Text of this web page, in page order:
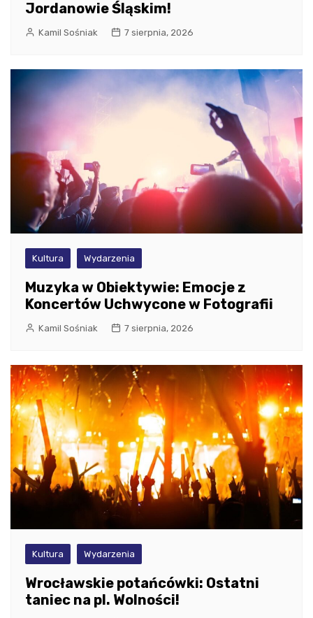
Jordanowie Śląskim!
Kamil Sośniak 7 sierpnia, 2026
Kultura Wydarzenia
Muzyka w Obiektywie: Emocje z
Koncertów Uchwycone w Fotografii
Kamil Sośniak 7 sierpnia, 2026
Kultura Wydarzenia
Wrocławskie potańcówki: Ostatni
taniec na pl. Wolności!